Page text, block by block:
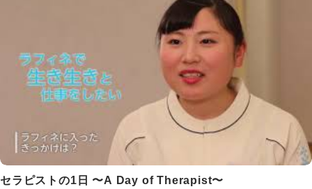
セラピストの1日 〜A Day of Therapist〜